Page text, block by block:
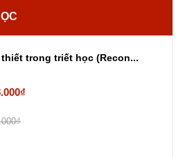
thiết trong triết học (Recon...